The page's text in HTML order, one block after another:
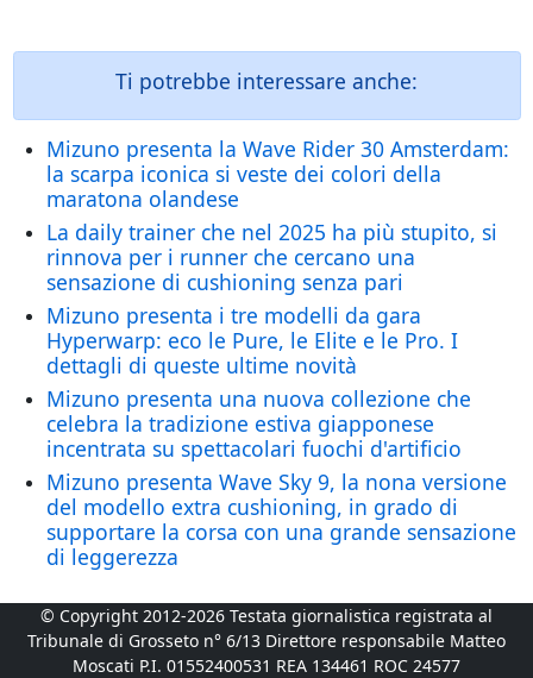
Ti potrebbe interessare anche:
Mizuno presenta la Wave Rider 30 Amsterdam:
la scarpa iconica si veste dei colori della
maratona olandese
La daily trainer che nel 2025 ha più stupito, si
rinnova per i runner che cercano una
sensazione di cushioning senza pari
Mizuno presenta i tre modelli da gara
Hyperwarp: eco le Pure, le Elite e le Pro. I
dettagli di queste ultime novità
Mizuno presenta una nuova collezione che
celebra la tradizione estiva giapponese
incentrata su spettacolari fuochi d'artificio
Mizuno presenta Wave Sky 9, la nona versione
del modello extra cushioning, in grado di
supportare la corsa con una grande sensazione
di leggerezza
© Copyright 2012-2026 Testata giornalistica registrata al
Tribunale di Grosseto n° 6/13 Direttore responsabile Matteo
Moscati P.I. 01552400531 REA 134461 ROC 24577